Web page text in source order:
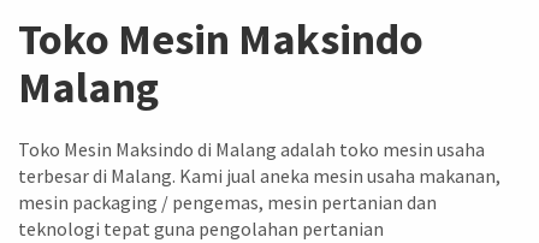
Toko Mesin Maksindo
Malang
Toko Mesin Maksindo di Malang adalah toko mesin usaha
terbesar di Malang. Kami jual aneka mesin usaha makanan,
mesin packaging / pengemas, mesin pertanian dan
teknologi tepat guna pengolahan pertanian